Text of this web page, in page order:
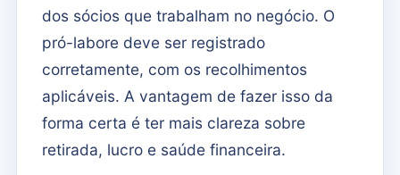
dos sócios que trabalham no negócio. O
pró-labore deve ser registrado
corretamente, com os recolhimentos
aplicáveis. A vantagem de fazer isso da
forma certa é ter mais clareza sobre
retirada, lucro e saúde financeira.